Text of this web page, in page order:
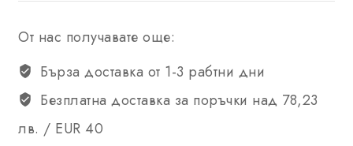
От нас получавате още:
Бърза доставка от 1-3 рабтни дни
Безплатна доставка за поръчки над 78,23
лв. / EUR 40